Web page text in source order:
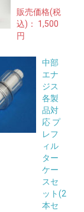
販売価格(税
込)：
1,500
円
中部
エナ
ジス
各製
品対
応 プ
レフ
ィル
ター
ケー
スセ
ット(2
本セ